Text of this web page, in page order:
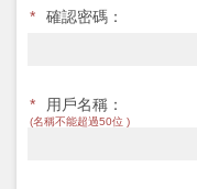
* 確認密碼：
* 用戶名稱：
(名稱不能超過50位 )